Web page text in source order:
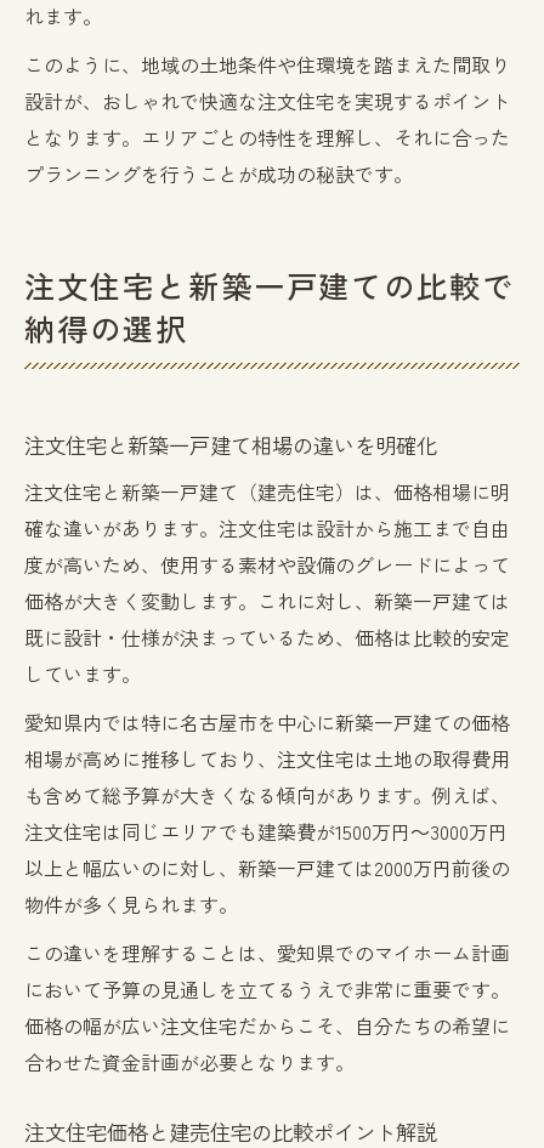
れます。
このように、地域の土地条件や住環境を踏まえた間取り
設計が、おしゃれで快適な注文住宅を実現するポイント
となります。エリアごとの特性を理解し、それに合った
プランニングを行うことが成功の秘訣です。
注文住宅と新築一戸建ての比較で
納得の選択
注文住宅と新築一戸建て相場の違いを明確化
注文住宅と新築一戸建て（建売住宅）は、価格相場に明
確な違いがあります。注文住宅は設計から施工まで自由
度が高いため、使用する素材や設備のグレードによって
価格が大きく変動します。これに対し、新築一戸建ては
既に設計・仕様が決まっているため、価格は比較的安定
しています。
愛知県内では特に名古屋市を中心に新築一戸建ての価格
相場が高めに推移しており、注文住宅は土地の取得費用
も含めて総予算が大きくなる傾向があります。例えば、
注文住宅は同じエリアでも建築費が1500万円～3000万円
以上と幅広いのに対し、新築一戸建ては2000万円前後の
物件が多く見られます。
この違いを理解することは、愛知県でのマイホーム計画
において予算の見通しを立てるうえで非常に重要です。
価格の幅が広い注文住宅だからこそ、自分たちの希望に
合わせた資金計画が必要となります。
注文住宅価格と建売住宅の比較ポイント解説